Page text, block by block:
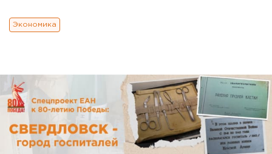
Экономика